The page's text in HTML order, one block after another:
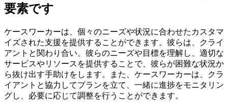
要素です
ケースワーカーは、個々のニーズや状況に合わせたカスタマ
イズされた支援を提供することができます。彼らは、クライ
アントと関わり合い、彼らのニーズや目標を理解し、適切な
サービスやリソースを提供することで、彼らが困難な状況か
ら抜け出す手助けをします。また、ケースワーカーは、クラ
イアントと協力してプランを立て、一緒に進捗をモニタリン
グし、必要に応じて調整を行うことができます。